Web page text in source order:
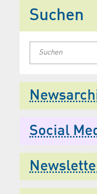
Suchen
Social